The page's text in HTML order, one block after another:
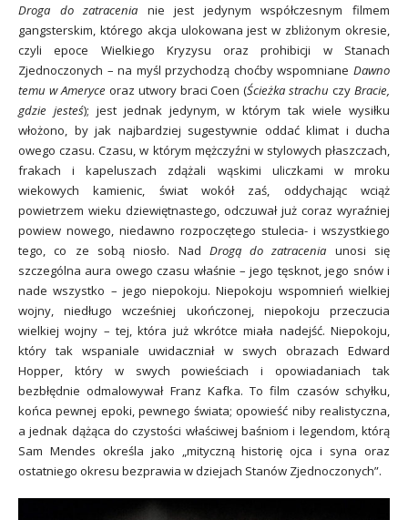
Droga do zatracenia nie jest jedynym współczesnym filmem
gangsterskim, którego akcja ulokowana jest w zbliżonym okresie,
czyli epoce Wielkiego Kryzysu oraz prohibicji w Stanach
Zjednoczonych – na myśl przychodzą choćby wspomniane Dawno
temu w Ameryce oraz utwory braci Coen (Ścieżka strachu czyBracie,
gdzie jesteś); jest jednak jedynym, w którym tak wiele wysiłku
włożono, by jak najbardziej sugestywnie oddać klimat i ducha
owego czasu. Czasu, w którym mężczyźni w stylowych płaszczach,
frakach i kapeluszach zdążali wąskimi uliczkami w mroku
wiekowych kamienic, świat wokół zaś, oddychając wciąż
powietrzem wieku dziewiętnastego, odczuwał już coraz wyraźniej
powiew nowego, niedawno rozpoczętego stulecia- i wszystkiego
tego, co ze sobą niosło. Nad Drogą do zatracenia unosi się
szczególna aura owego czasu właśnie – jego tęsknot, jego snów i
nade wszystko – jego niepokoju. Niepokoju wspomnień wielkiej
wojny, niedługo wcześniej ukończonej, niepokoju przeczucia
wielkiej wojny – tej, która już wkrótce miała nadejść. Niepokoju,
który tak wspaniale uwidaczniał w swych obrazach Edward
Hopper, który w swych powieściach i opowiadaniach tak
bezbłędnie odmalowywał Franz Kafka. To film czasów schyłku,
końca pewnej epoki, pewnego świata; opowieść niby realistyczna,
a jednak dążąca do czystości właściwej baśniom i legendom, którą
Sam Mendes określa jako „mityczną historię ojca i syna oraz
ostatniego okresu bezprawia w dziejach Stanów Zjednoczonych”.